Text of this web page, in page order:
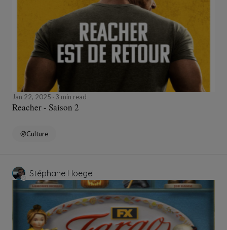
Jan 22, 2025 3 min read
Reacher - Saison 2
Culture
Stéphane Hoegel